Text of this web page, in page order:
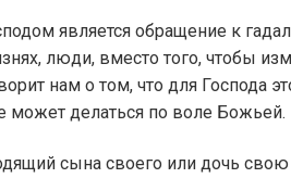
является обращение к
люди, вместо того, чтобы
нам о том, что для Господа
может делаться по воле Божьей.
сына своего или дочь